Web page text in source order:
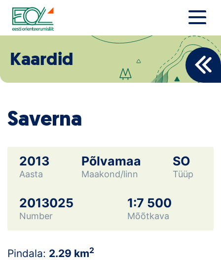
Liigu
sisu
juurde
Estonian Orienteering Federation
Eesti Orienteerumine 100!
Toetamine
Telli litsents!
Noored
Loha
Kaardid
Saverna
2013
Aasta
Põlvamaa
Maakond/linn
SO
Tüüp
2013025
Number
1:7 500
Mõõtkava
Pindala: 2.29 km2